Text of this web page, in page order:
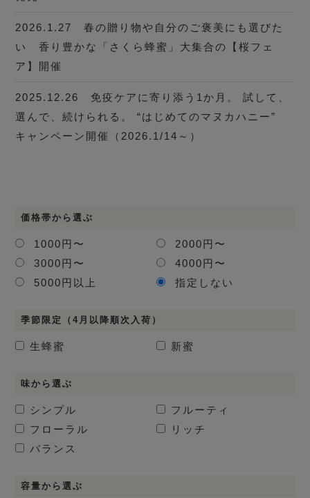
2026.1.27 春の贈り物や自分のご褒美にも選びた
い 香り豊かな「さくら蜂蜜」大集合の【桜フェ
ア】開催
2025.12.26 免疫ケアに寄り添う1か月。 試して、
選んで、続けられる。 “はじめてのマヌカハニー”
キャンペーン開催（2026.1/14～）
価格帯から選ぶ
1000円〜
2000円〜
3000円〜
4000円〜
5000円以上
指定しない
季節限定（4月以降順次入荷）
生蜂蜜 新蜜
味から選ぶ
シンプル
フルーティ
フローラル
リッチ
バランス
容量から選ぶ